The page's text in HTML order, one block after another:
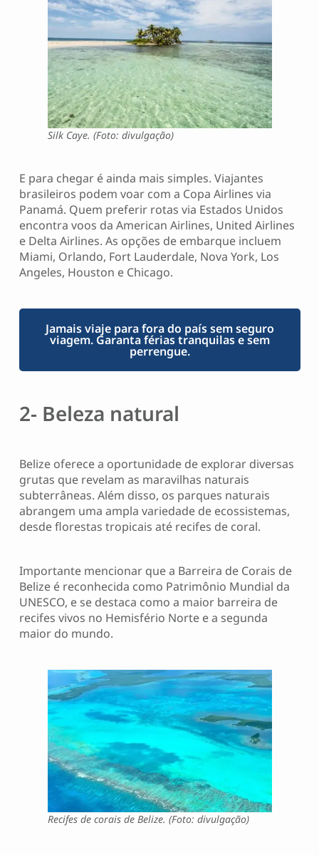
Silk Caye. (Foto: divulgação)
E para chegar é ainda mais simples. Viajantes
brasileiros podem voar com a Copa Airlines via
Panamá. Quem preferir rotas via Estados Unidos
encontra voos da American Airlines, United Airlines
e Delta Airlines. As opções de embarque incluem
Miami, Orlando, Fort Lauderdale, Nova York, Los
Angeles, Houston e Chicago.
Jamais viaje para fora do país sem seguro
viagem. Garanta férias tranquilas e sem
perrengue.
2- Beleza natural
Belize oferece a oportunidade de explorar diversas
grutas que revelam as maravilhas naturais
subterrâneas. Além disso, os parques naturais
abrangem uma ampla variedade de ecossistemas,
desde florestas tropicais até recifes de coral.
Importante mencionar que a Barreira de Corais de
Belize é reconhecida como Patrimônio Mundial da
UNESCO, e se destaca como a maior barreira de
recifes vivos no Hemisfério Norte e a segunda
maior do mundo.
Recifes de corais de Belize. (Foto: divulgação)